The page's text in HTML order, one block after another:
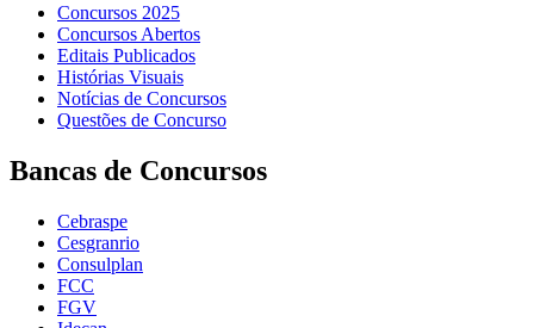
Concursos 2025
Concursos Abertos
Editais Publicados
Histórias Visuais
Notícias de Concursos
Questões de Concurso
Bancas de Concursos
Cebraspe
Cesgranrio
Consulplan
FCC
FGV